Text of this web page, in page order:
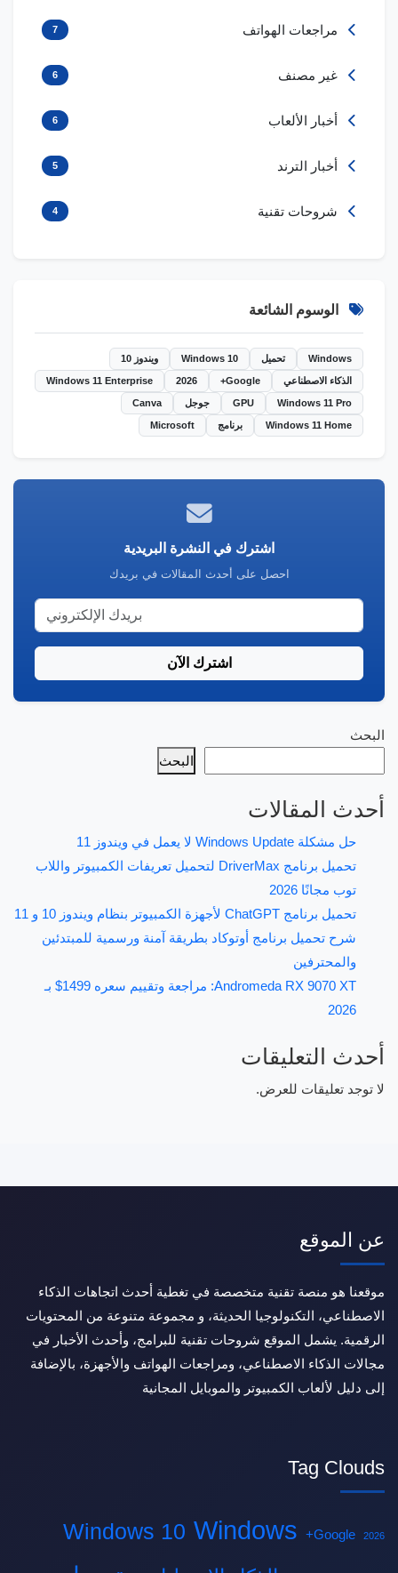
مراجعات الهواتف 7
غير مصنف 6
أخبار الألعاب 6
أخبار الترند 5
شروحات تقنية 4
الوسوم الشائعة
Windows تحميل Windows 10 ويندوز 10
الذكاء الاصطناعي Google+
2026
Windows 11 Enterprise
Windows 11 Pro
GPU جوجل Canva
Windows 11 Home برنامج Microsoft
اشترك في النشرة البريدية
احصل على أحدث المقالات في بريدك
اشترك الآن
البحث
البحث
أحدث المقالات
حل مشكلة Windows Update لا يعمل في ويندوز 11
تحميل برنامج DriverMax لتحميل تعريفات الكمبيوتر واللاب
توب مجانًا 2026
تحميل برنامج ChatGPT لأجهزة الكمبيوتر بنظام ويندوز 10 و 11
شرح تحميل برنامج أوتوكاد بطريقة آمنة ورسمية للمبتدئين
والمحترفين
Andromeda RX 9070 XT: مراجعة وتقييم سعره 1499$ بـ
2026
أحدث التعليقات
لا توجد تعليقات للعرض.
عن الموقع
موقعنا هو منصة تقنية متخصصة في تغطية أحدث اتجاهات الذكاء
الاصطناعي، التكنولوجيا الحديثة، و مجموعة متنوعة من المحتويات
الرقمية. يشمل الموقع شروحات تقنية للبرامج، وأحدث الأخبار في
مجالات الذكاء الاصطناعي، ومراجعات الهواتف والأجهزة، بالإضافة
إلى دليل لألعاب الكمبيوتر والموبايل المجانية
Tag Clouds
2026
Google+
Windows
Windows 10